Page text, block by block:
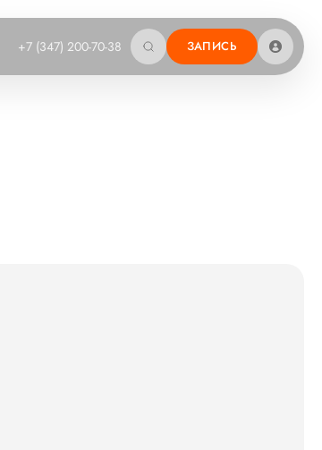
+7 (347) 200-70-38 ЗАПИСЬ